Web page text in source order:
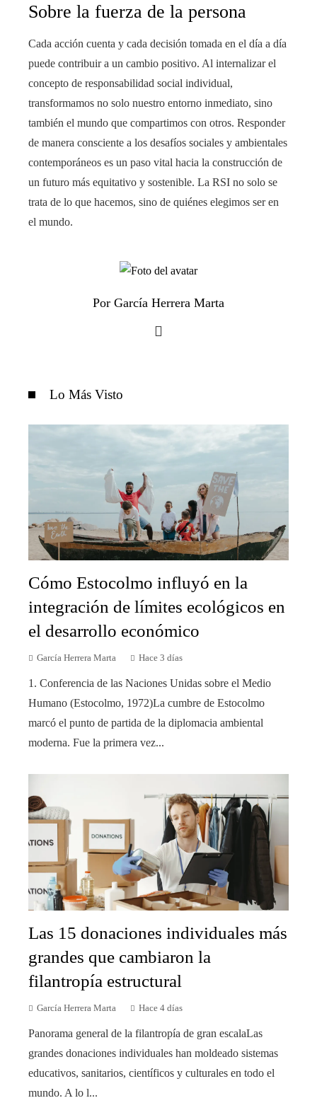
Sobre la fuerza de la persona
Cada acción cuenta y cada decisión tomada en el día a día
puede contribuir a un cambio positivo. Al internalizar el
concepto de responsabilidad social individual,
transformamos no solo nuestro entorno inmediato, sino
también el mundo que compartimos con otros. Responder
de manera consciente a los desafíos sociales y ambientales
contemporáneos es un paso vital hacia la construcción de
un futuro más equitativo y sostenible. La RSI no solo se
trata de lo que hacemos, sino de quiénes elegimos ser en
el mundo.
Por García Herrera Marta
Lo Más Visto
Cómo Estocolmo influyó en la
integración de límites ecológicos en
el desarrollo económico
García Herrera Marta Hace 3 días
1. Conferencia de las Naciones Unidas sobre el Medio
Humano (Estocolmo, 1972)La cumbre de Estocolmo
marcó el punto de partida de la diplomacia ambiental
moderna. Fue la primera vez...
Las 15 donaciones individuales más
grandes que cambiaron la
filantropía estructural
García Herrera Marta Hace 4 días
Panorama general de la filantropía de gran escalaLas
grandes donaciones individuales han moldeado sistemas
educativos, sanitarios, científicos y culturales en todo el
mundo. A lo l...